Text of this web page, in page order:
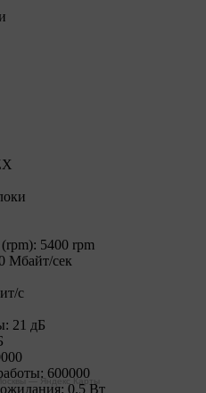
5400 rpm
Мбайт/сек
с
21 дБ
600000
0.5 Вт
— Яндекс Карты